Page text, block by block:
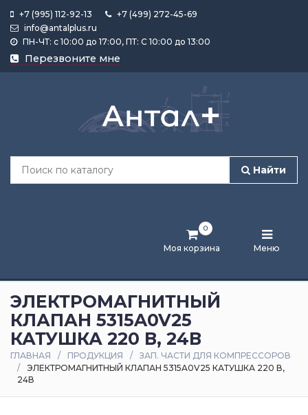
+7 (995) 112-92-13
+7 (499) 272-45-69
info@antalplus.ru
ПН-ЧТ: с 10:00 до 17:00, ПТ: С 10:00 до 13:00
Перезвоните мне
Найти
Моя корзина
0
Меню
Каталог
продукции
Лента
и
статьи
Оплата
и
доставка
Контакты
ЭЛЕКТРОМАГНИТНЫЙ
КЛАПАН 5315A0V25
КАТУШКА 220 В, 24В
ГЛАВНАЯ ПРОДУКЦИЯ
ЗАП. ЧАСТИ ДЛЯ КОМПРЕССОРОВ
ЭЛЕКТРОМАГНИТНЫЙ КЛАПАН 5315A0V25 КАТУШКА 220 В,
24В